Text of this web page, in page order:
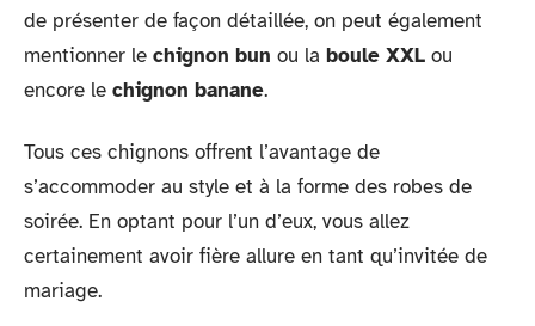
de présenter de façon détaillée, on peut également
mentionner le chignon bun ou la boule XXL ou
encore le chignon banane.
Tous ces chignons offrent l’avantage de
s’accommoder au style et à la forme des robes de
soirée. En optant pour l’un d’eux, vous allez
certainement avoir fière allure en tant qu’invitée de
mariage.